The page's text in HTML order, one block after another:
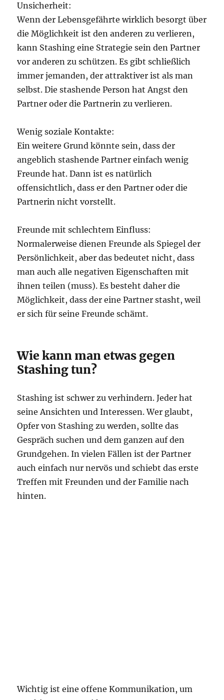
Unsicherheit:
Wenn der Lebensgefährte wirklich besorgt über
die Möglichkeit ist den anderen zu verlieren,
kann Stashing eine Strategie sein den Partner
vor anderen zu schützen. Es gibt schließlich
immer jemanden, der attraktiver ist als man
selbst. Die stashende Person hat Angst den
Partner oder die Partnerin zu verlieren.
Wenig soziale Kontakte:
Ein weitere Grund könnte sein, dass der
angeblich stashende Partner einfach wenig
Freunde hat. Dann ist es natürlich
offensichtlich, dass er den Partner oder die
Partnerin nicht vorstellt.
Freunde mit schlechtem Einfluss:
Normalerweise dienen Freunde als Spiegel der
Persönlichkeit, aber das bedeutet nicht, dass
man auch alle negativen Eigenschaften mit
ihnen teilen (muss). Es besteht daher die
Möglichkeit, dass der eine Partner stasht, weil
er sich für seine Freunde schämt.
Wie kann man etwas gegen
Stashing tun?
Stashing ist schwer zu verhindern. Jeder hat
seine Ansichten und Interessen. Wer glaubt,
Opfer von Stashing zu werden, sollte das
Gespräch suchen und dem ganzen auf den
Grundgehen. In vielen Fällen ist der Partner
auch einfach nur nervös und schiebt das erste
Treffen mit Freunden und der Familie nach
hinten.
Wichtig ist eine offene Kommunikation, um